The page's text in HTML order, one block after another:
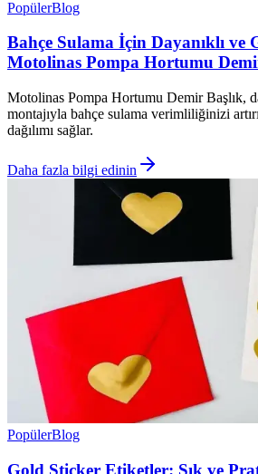
PopülerBlog
Bahçe Sulama İçin Dayanıklı ve
Motolinas Pompa Hortumu
Motolinas Pompa Hortumu Demir Başlık,
montajıyla bahçe sulama verimliliğinizi
dağılımı sağlar.
Daha fazla bilgi edinin
PopülerBlog
Gold Sticker Etiketler: Şık ve